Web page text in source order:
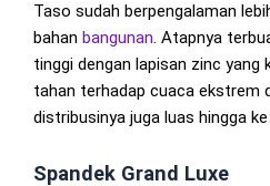
Taso sudah berpengalaman
bahan bangunan. Atapnya
tinggi dengan lapisan zinc yang
tahan terhadap cuaca ekstrem
distribusinya juga luas hingga
Spandek Grand Luxe